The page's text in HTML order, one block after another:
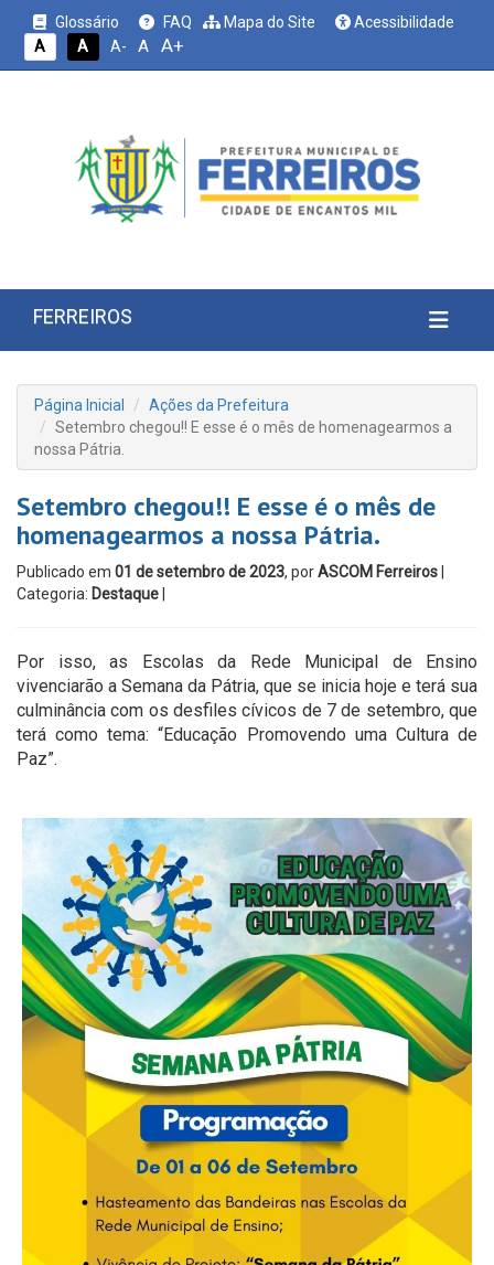
Glossário FAQ Mapa do Site
Acessibilidade
A
A A- A A+
FERREIROS
Página Inicial
Ações da Prefeitura
Setembro chegou!! E esse é o mês de homenagearmos a
nossa Pátria.
Setembro chegou!! E esse é o mês de
homenagearmos a nossa Pátria.
Publicado em 01 de setembro de 2023, porASCOM Ferreiros
Categoria: Destaque
Por isso, as Escolas da Rede Municipal de Ensino
vivenciarão a Semana da Pátria, que se inicia hoje e terá sua
culminância com os desfiles cívicos de 7 de setembro, que
terá como tema: “Educação Promovendo uma Cultura de
Paz”.